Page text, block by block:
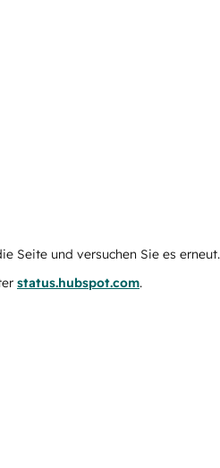
Seite und versuchen Sie es erneut.
status.hubspot.com.